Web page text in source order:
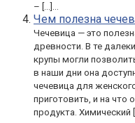
– […]...
Чем полезна
Чечевица — это
древности. В те
крупы могли
в наши дни она
чечевица для
приготовить, и на что
продукта. Химический